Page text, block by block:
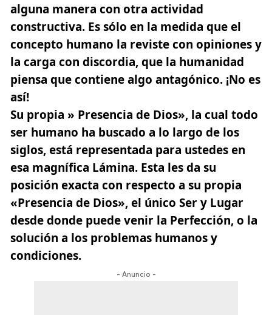
alguna manera con otra actividad
constructiva. Es sólo en la medida que el
concepto humano la reviste con opiniones y
la carga con discordia, que la humanidad
piensa que contiene algo antagónico. ¡No es
así!
Su propia » Presencia de Dios», la cual todo
ser humano ha buscado a lo largo de los
siglos, está representada para ustedes en
esa magnífica Lámina. Esta les da su
posición exacta con respecto a su propia
«Presencia de Dios», el único Ser y Lugar
desde donde puede venir la Perfección, o la
solución a los problemas humanos y
condiciones.
- Anuncio -